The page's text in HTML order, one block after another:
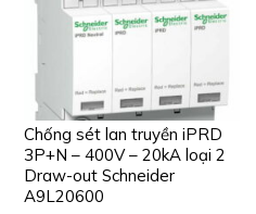
Chống sét lan truyền iPRD
3P+N – 400V – 20kA loại 2
Draw-out Schneider
A9L20600